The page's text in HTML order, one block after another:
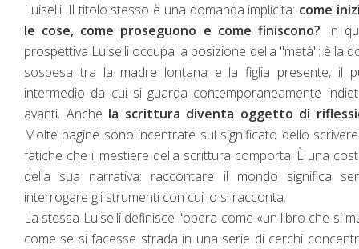
Luiselli. Il titolo stesso è una domanda implicita: come
le cose, come proseguono e come finiscono? In
prospettiva Luiselli occupa la posizione della "metà": è la
sospesa tra la madre lontana e la figlia presente, il
intermedio da cui si guarda contemporaneamente
avanti. Anche la scrittura diventa oggetto di
Molte pagine sono incentrate sul significato dello
fatiche che il mestiere della scrittura comporta. È una
della sua narrativa: raccontare il mondo significa
interrogare gli strumenti con cui lo si racconta.
La stessa Luiselli definisce l'opera come «un libro che si
come se si facesse strada in una serie di cerchi